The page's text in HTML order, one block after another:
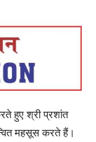
हुए श्री प्रशांत
महसूस करते हैं।